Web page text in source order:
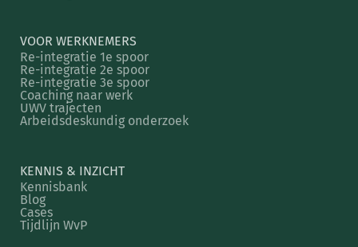
VOOR WERKNEMERS
Re-integratie 1e spoor
Re-integratie 2e spoor
Re-integratie 3e spoor
Coaching naar werk
UWV trajecten
Arbeidsdeskundig onderzoek
KENNIS & INZICHT
Kennisbank
Blog
Cases
Tijdlijn WvP